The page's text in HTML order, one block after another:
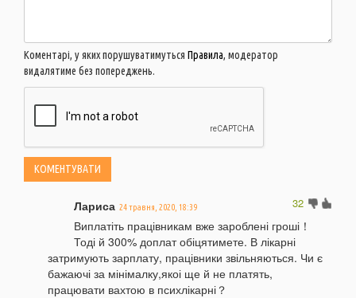
Коментарі, у яких порушуватимуться Правила, модератор
видалятиме без попереджень.
32
Лариса 24 травня, 2020, 18:39
Виплатіть працівникам вже зароблені гроші！
Тоді й 300% доплат обіцятимете. В лікарні
затримують зарплату, працівники звільняються. Чи є
бажаючі за мінімалку,якоі ще й не платять,
працювати вахтою в психлікарні？